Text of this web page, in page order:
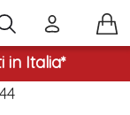
in Italia*